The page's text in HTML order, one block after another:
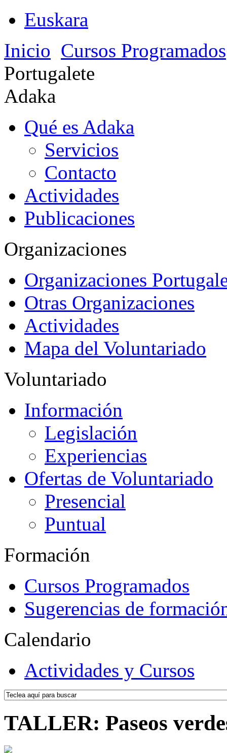
Euskara
Inicio Cursos Programados
Portugalete
Adaka
Qué es Adaka
Servicios
Contacto
Actividades
Publicaciones
Organizaciones
Organizaciones
Otras Organizaciones
Actividades
Mapa del Voluntariado
Voluntariado
Información
Legislación
Experiencias
Ofertas de Voluntariado
Presencial
Puntual
Formación
Cursos Programados
Sugerencias de
Calendario
Actividades y Cursos
TALLER: Paseos